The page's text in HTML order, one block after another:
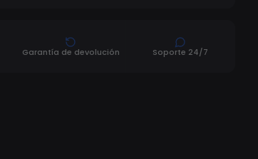
Garantía de devolución Soporte 24/7